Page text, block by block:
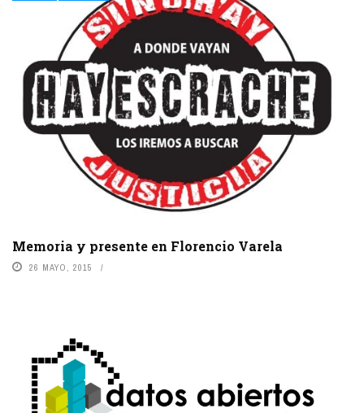
Memoria y presente en Florencio Varela
26 MAYO, 2015